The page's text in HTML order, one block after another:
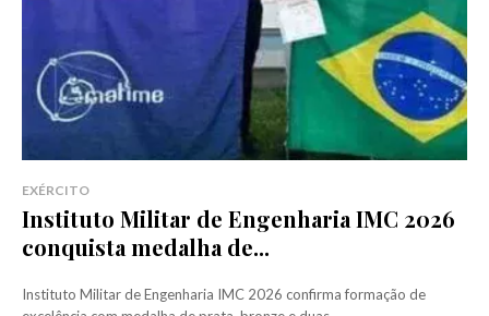
EXÉRCITO
Instituto Militar de Engenharia IMC 2026
conquista medalha de...
Instituto Militar de Engenharia IMC 2026 confirma formação de